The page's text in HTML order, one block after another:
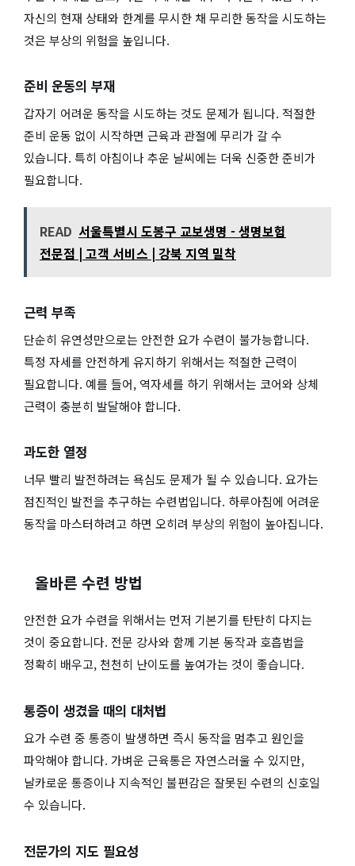
자신의 현재 상태와 한계를 무시한 채 무리한 동작을 시도하는
것은 부상의 위험을 높입니다.
준비 운동의 부재
갑자기 어려운 동작을 시도하는 것도 문제가 됩니다. 적절한
준비 운동 없이 시작하면 근육과 관절에 무리가 갈 수
있습니다. 특히 아침이나 추운 날씨에는 더욱 신중한 준비가
필요합니다.
READ 서울특별시 도봉구 교보생명 - 생명보험
전문점 | 고객 서비스 | 강북 지역 밀착
근력 부족
단순히 유연성만으로는 안전한 요가 수련이 불가능합니다.
특정 자세를 안전하게 유지하기 위해서는 적절한 근력이
필요합니다. 예를 들어, 역자세를 하기 위해서는 코어와 상체
근력이 충분히 발달해야 합니다.
과도한 열정
너무 빨리 발전하려는 욕심도 문제가 될 수 있습니다. 요가는
점진적인 발전을 추구하는 수련법입니다. 하루아침에 어려운
동작을 마스터하려고 하면 오히려 부상의 위험이 높아집니다.
올바른 수련 방법
안전한 요가 수련을 위해서는 먼저 기본기를 탄탄히 다지는
것이 중요합니다. 전문 강사와 함께 기본 동작과 호흡법을
정확히 배우고, 천천히 난이도를 높여가는 것이 좋습니다.
통증이 생겼을 때의 대처법
요가 수련 중 통증이 발생하면 즉시 동작을 멈추고 원인을
파악해야 합니다. 가벼운 근육통은 자연스러울 수 있지만,
날카로운 통증이나 지속적인 불편감은 잘못된 수련의 신호일
수 있습니다.
전문가의 지도 필요성